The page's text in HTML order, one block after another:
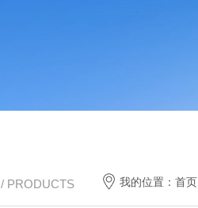
/ PRODUCTS 我的位置：首页